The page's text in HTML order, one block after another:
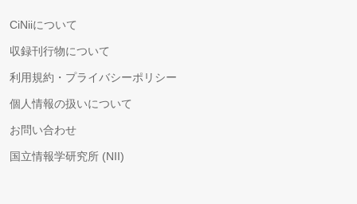
CiNiiについて
収録刊行物について
利用規約・プライバシーポリシー
個人情報の扱いについて
お問い合わせ
国立情報学研究所 (NII)